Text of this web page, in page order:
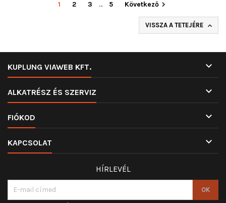
1 2 3 … 5 Következő 
VISSZA A TETEJÉRE 
KUPLUNG VIAWEB KFT. 
ALKATRÉSZ ÉS SZERVIZ 
FIÓKOD 
KAPCSOLAT 
HÍRLEVÉL